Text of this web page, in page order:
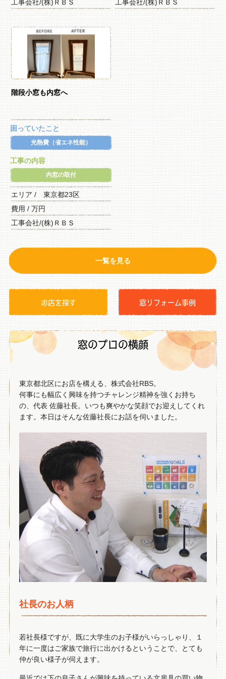
工事会社/(株)ＲＢＳ 工事会社/(株)ＲＢＳ
階段小窓も内窓へ
困っていたこと
光熱費（省エネ性能）
工事の内容
内窓の取付
エリア / 東京都23区
費用 / 万円
工事会社/(株)ＲＢＳ
一覧を見る
お店を探す 窓リフォーム事例
窓のプロの横顔
東京都北区にお店を構える、株式会社RBS。
何事にも幅広く興味を持つチャレンジ精神を強くお持ち
の、代表 佐藤社長。いつも爽やかな笑顔でお迎えしてくれ
ます。本日はそんな佐藤社長にお話を伺いました。
社長のお人柄
若社長様ですが、既に大学生のお子様がいらっしゃり、１
年に一度はご家族で旅行に出かけるということで、とても
仲が良い様子が伺えます。